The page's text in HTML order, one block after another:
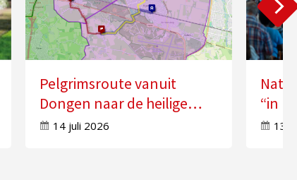
Pelgrimsroute vanuit
Dongen naar de heilige
Anna in Molenschot
14 juli 2026
“in
13